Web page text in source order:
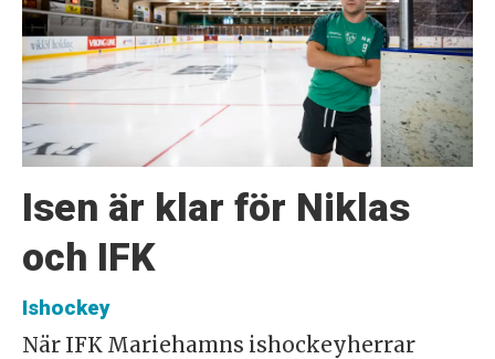
Isen är klar för Niklas
och IFK
Ishockey
När IFK Mariehamns ishockeyherrar